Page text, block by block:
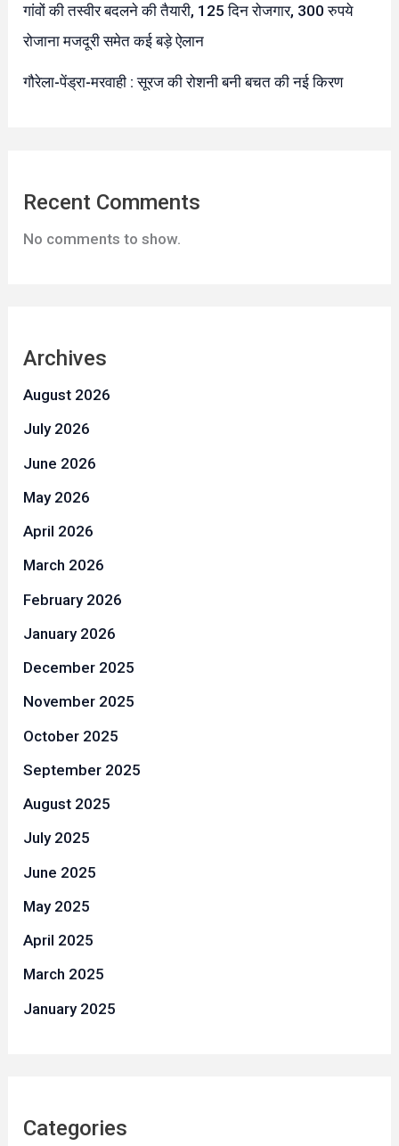
गांवों की तस्वीर बदलने की तैयारी, 125 दिन रोजगार, 300 रुपये
रोजाना मजदूरी समेत कई बड़े ऐलान
गौरेला-पेंड्रा-मरवाही : सूरज की रोशनी बनी बचत की नई किरण
Recent Comments
No comments to show.
Archives
August 2026
July 2026
June 2026
May 2026
April 2026
March 2026
February 2026
January 2026
December 2025
November 2025
October 2025
September 2025
August 2025
July 2025
June 2025
May 2025
April 2025
March 2025
January 2025
Categories